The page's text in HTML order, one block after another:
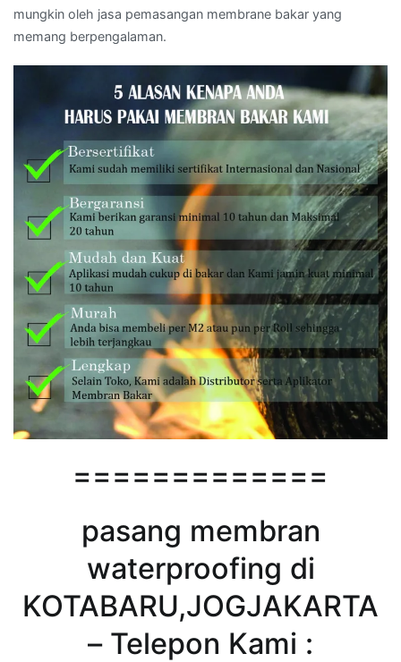
mungkin oleh jasa pemasangan membrane bakar yang
memang berpengalaman.
=============
pasang membran
waterproofing di
KOTABARU,JOGJAKARTA
– Telepon Kami :